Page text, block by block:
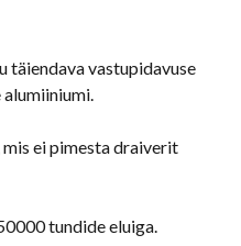
täiendava vastupidavuse
mis ei pimesta draiverit
tundide eluiga.